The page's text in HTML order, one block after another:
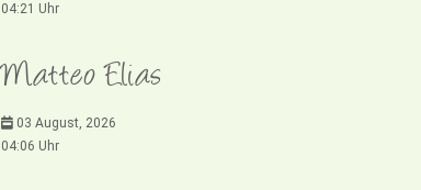
04:21 Uhr
Matteo Elias
03 August, 2026
04:06 Uhr